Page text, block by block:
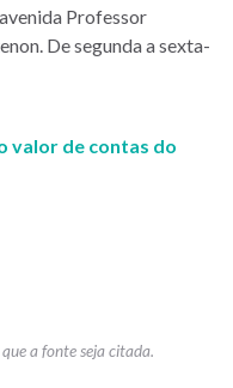
Professor
De segunda a sexta-
valor de contas do